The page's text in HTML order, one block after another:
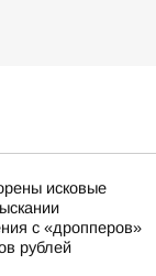
исковые
с «дропперов»
рублей